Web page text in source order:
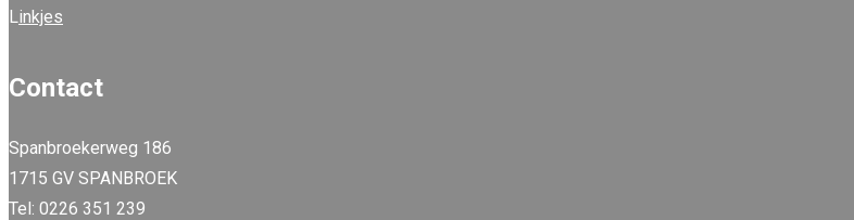
Linkjes
Contact
Spanbroekerweg 186
1715 GV SPANBROEK
Tel: 0226 351 239